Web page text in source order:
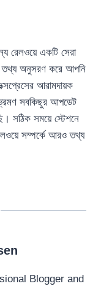
রেলওয়ে একটি সেরা
তথ্য অনুসরণ করে আপনি
আরামদায়ক
ভ্রমণ সবকিছুর আপডেট
সঠিক সময়ে স্টেশনে
সম্পর্কে আরও তথ্য
Blogger and